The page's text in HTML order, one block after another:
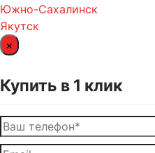
Южно-Сахалинск
Якутск
×
Купить в 1 клик